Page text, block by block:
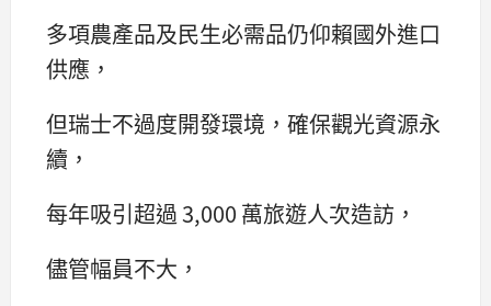
多項農產品及民生必需品仍仰賴國外進口
供應，
但瑞士不過度開發環境，確保觀光資源永
續，
每年吸引超過 3,000 萬旅遊人次造訪，
儘管幅員不大，